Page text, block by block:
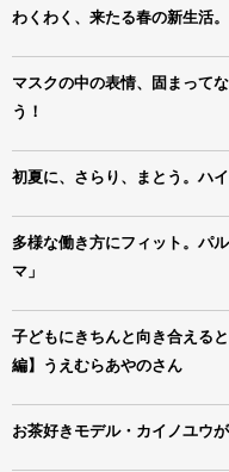
わくわく、来たる春の新生活
マスクの中の表情、固まって
う！
初夏に、さらり、まとう。ハ
多様な働き方にフィット。パ
マ」
子どもにきちんと向き合える
編】うえむらあやのさん
お茶好きモデル・カイノユウ